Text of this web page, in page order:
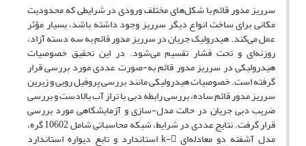
سرریز مدور قائم با شکل‌های مختلف ورودی در شرایطی که محدودیت
مکانی برای ساخت انواع دیگر سرریز وجود داشته باشد، بسیار مؤثر
عمل می‌کند. هیدرولیک جریان در سرریز مدور قائم به سه دسته آزاد،
روزنه‌ای و تحت فشار تقسیم می‌شود. در این تحقیق خصوصیات
هیدرولیکی در سرریز مدور قائم به-صورت عددی مورد بررسی قرار
گرفته است. خصوصیات هیدرولیکی مانند بررسی پروفیل رویی و زیرین
سرریز مدور قائم ساده، بررسی رابطه دبی با تراز آب بالادست و بررسی
ضریب دبی جریان در حالت مدل-سازی و آزمایشگاهی مورد بررسی
قرار گرفت. نتایج عددی در شرایط، شبکه محاسباتی شامل 10602 گره،
مدل آشفته دو معادله‌ای k- استاندارد و تابع دیواره استاندارد